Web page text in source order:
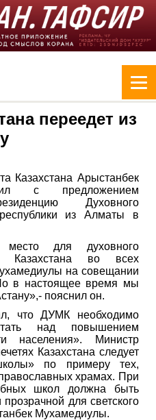
переедет из
Казахстана Арыстанбек
c предложением
Духовного
из Алматы в
для духовного
Казахстана во всех
на совещании
в настоящее время мы
пояснил он.
что ДУМК необходимо
над повышением
населения». Министр
Казахстана следует
по примеру тех,
храмах. При
школ должна быть
для светского
Мухамедиулы.